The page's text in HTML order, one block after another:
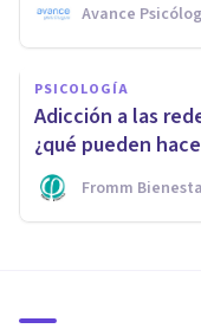
Avance
PSICOLOGÍA
Adicción a las
¿qué pueden
Fromm